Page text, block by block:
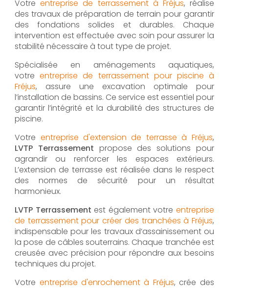
Votreentreprise de terrassement à Fréjus, réalise
des travaux de préparation de terrain pour garantir
des fondations solides et durables. Chaque
intervention est effectuée avec soin pour assurer la
stabilité nécessaire à tout type de projet.
Spécialisée en aménagements aquatiques,
votreentreprise de terrassement pour piscine à
Fréjus, assure une excavation optimale pour
l’installation de bassins. Ce service est essentiel pour
garantir l’intégrité et la durabilité des structures de
piscine.
Votre entreprise d'extension de terrasse à Fréjus,
LVTP Terrassement propose des solutions pour
agrandir ou renforcer les espaces extérieurs.
L’extension de terrasse est réalisée dans le respect
des normes de sécurité pour un résultat
harmonieux.
LVTP Terrassement est également votre entreprise
de terrassement pour créer des tranchées à Fréjus,
indispensable pour les travaux d’assainissement ou
la pose de câbles souterrains. Chaque tranchée est
creusée avec précision pour répondre aux besoins
techniques du projet.
Votre entreprise d'enrochement à Fréjus, crée des